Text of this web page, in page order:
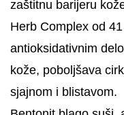
zaštitnu barijeru
Herb Complex od
antioksidativnim
kože, poboljšava
sjajnom i blistavom.